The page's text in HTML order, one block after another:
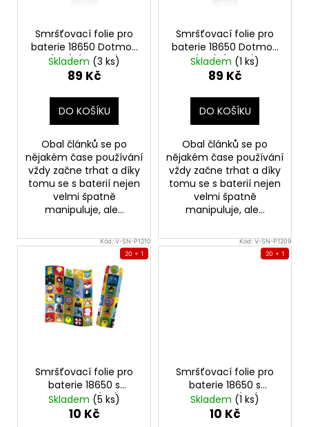
Smršťovací folie pro
baterie 18650 Dotmod
(5ks) (Graffiti)
Skladem (3 ks)
89 Kč
DO KOŠÍKU
Obal článků se po
nějakém čase používání
vždy začne trhat a díky
tomu se s baterií nejen
velmi špatně
manipuluje, ale...
Smršťovací folie pro
baterie 18650 Dotmod
(5ks) (Tech)
Skladem (1 ks)
89 Kč
DO KOŠÍKU
Obal článků se po
nějakém čase používání
vždy začne trhat a díky
tomu se s baterií nejen
velmi špatně
manipuluje, ale...
Kód:V-SN-P1210
20 + 1
Smršťovací folie pro
baterie 18650 s
potiskem (C3)
Skladem (5 ks)
10 Kč
Kód:V-SN-P1209
20 + 1
Smršťovací folie pro
baterie 18650 s
potiskem (C2)
Skladem (1 ks)
10 Kč